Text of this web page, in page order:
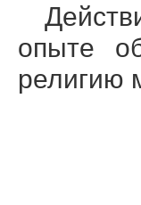
опыте
религию